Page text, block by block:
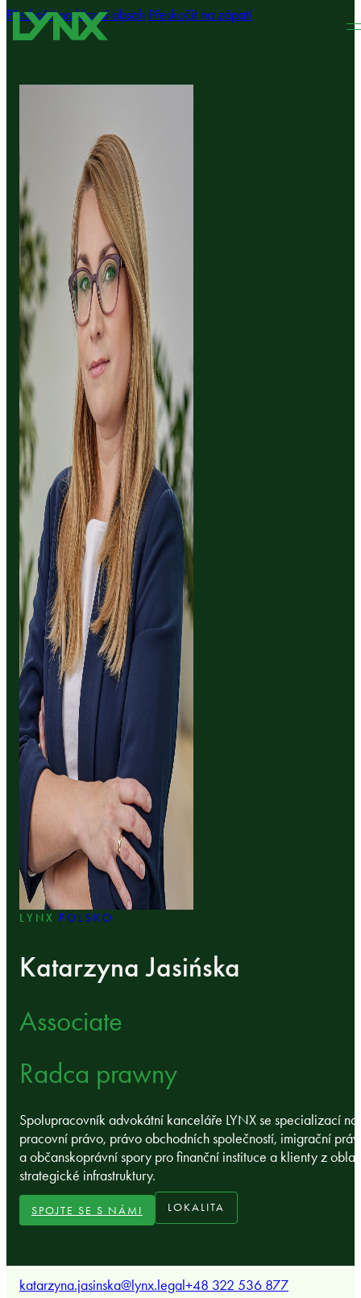
Přeskočit na hlavní obsah Přeskočit na zápatí
LYNX POLSKO
Katarzyna Jasińska
Associate
Radca prawny
Spolupracovník advokátní kanceláře LYNX se specializací na
pracovní právo, právo obchodních společností, imigrační
a občanskoprávní spory pro finanční instituce a klienty z
strategické infrastruktury.
SPOJTE SE S NÁMI LOKALITA
katarzyna.jasinska@lynx.legal+48 322 536 877